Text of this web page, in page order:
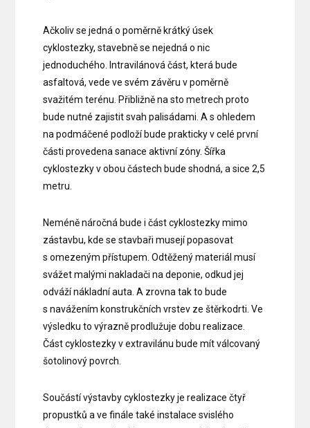
Ačkoliv se jedná o poměrně krátký úsek
cyklostezky, stavebně se nejedná o nic
jednoduchého. Intravilánová část, která bude
asfaltová, vede ve svém závěru v poměrně
svažitém terénu. Přibližně na sto metrech proto
bude nutné zajistit svah palisádami. A s ohledem
na podmáčené podloží bude prakticky v celé první
části provedena sanace aktivní zóny. Šířka
cyklostezky v obou částech bude shodná, a sice 2,5
metru.
Neméně náročná bude i část cyklostezky mimo
zástavbu, kde se stavbaři musejí popasovat
s omezeným přístupem. Odtěžený materiál musí
svážet malými nakladači na deponie, odkud jej
odváží nákladní auta. A zrovna tak to bude
s navážením konstrukčních vrstev ze štěrkodrti. Ve
výsledku to výrazně prodlužuje dobu realizace.
Část cyklostezky v extravilánu bude mít válcovaný
šotolinový povrch.
Součástí výstavby cyklostezky je realizace čtyř
propustků a ve finále také instalace svislého